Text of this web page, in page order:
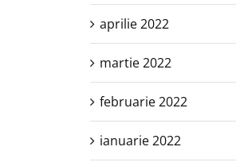
aprilie 2022
martie 2022
februarie 2022
ianuarie 2022